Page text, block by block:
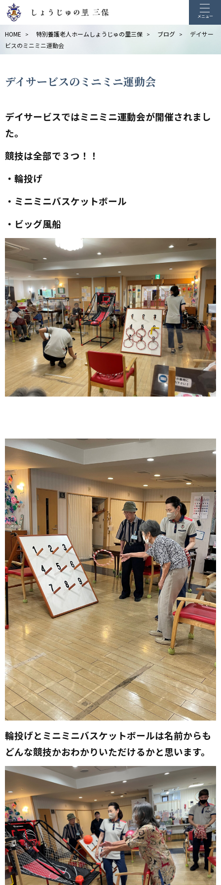
メニュー
HOME > 特別養護老人ホームしょうじゅの里三保 > ブログ >
デイサー
ビスのミニミニ運動会
デイサービスのミニミニ運動会
デイサービスではミニミニ運動会が開催されまし
た。
競技は全部で３つ！！
・輪投げ
・ミニミニバスケットボール
・ビッグ風船
輪投げとミニミニバスケットボールは名前からも
どんな競技かおわかりいただけるかと思います。